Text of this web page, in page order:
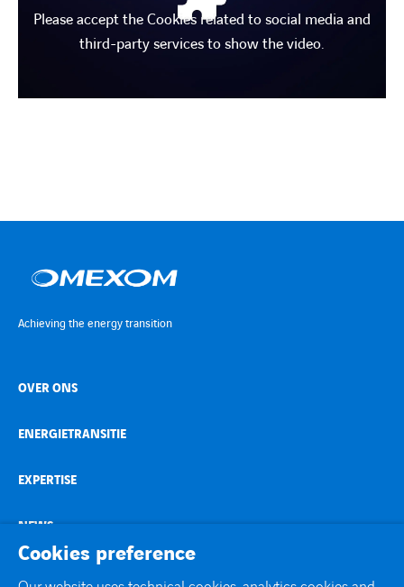
Please accept the Cookies related to social media and
third-party services to show the video.
Achieving the energy transition
OVER ONS
ENERGIETRANSITIE
EXPERTISE
NEWS
Cookies preference